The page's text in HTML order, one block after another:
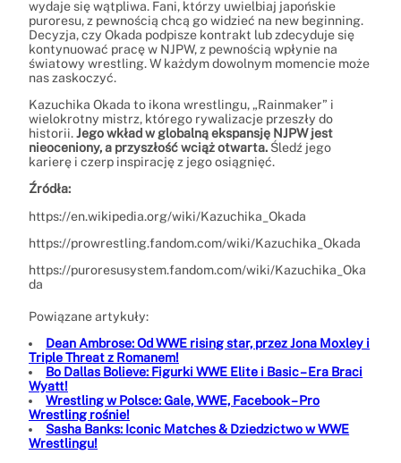
wydaje się wątpliwa. Fani, którzy uwielbiaj japońskie
puroresu, z pewnością chcą go widzieć na new beginning.
Decyzja, czy Okada podpisze kontrakt lub zdecyduje się
kontynuować pracę w NJPW, z pewnością wpłynie na
światowy wrestling. W każdym dowolnym momencie może
nas zaskoczyć.
Kazuchika Okada to ikona wrestlingu, „Rainmaker” i
wielokrotny mistrz, którego rywalizacje przeszły do
historii.Jego wkład w globalną ekspansję NJPW jest
nieoceniony, a przyszłość wciąż otwarta. Śledź jego
karierę i czerp inspirację z jego osiągnięć.
Źródła:
https://en.wikipedia.org/wiki/Kazuchika_Okada
https://prowrestling.fandom.com/wiki/Kazuchika_Okada
https://puroresusystem.fandom.com/wiki/Kazuchika_Oka
da
Powiązane artykuły:
Dean Ambrose: Od WWE rising star, przez Jona Moxley i
Triple Threat z Romanem!
Bo Dallas Bolieve: Figurki WWE Elite i Basic – Era Braci
Wyatt!
Wrestling w Polsce: Gale, WWE, Facebook – Pro
Wrestling rośnie!
Sasha Banks: Iconic Matches & Dziedzictwo w WWE
Wrestlingu!